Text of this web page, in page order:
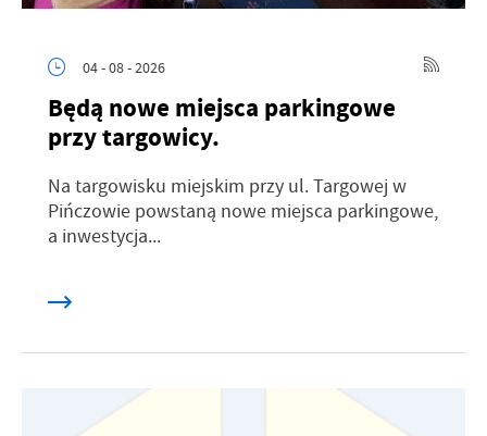
04 - 08 - 2026
Będą nowe miejsca parkingowe
przy targowicy.
Na targowisku miejskim przy ul. Targowej w
Pińczowie powstaną nowe miejsca parkingowe,
a inwestycja...